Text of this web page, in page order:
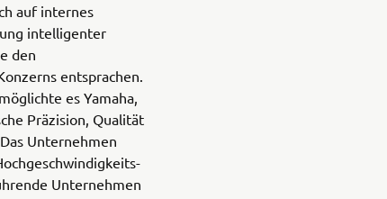
auf internes
intelligenter
den
entsprachen.
es Yamaha,
Präzision, Qualität
Unternehmen
Unternehmen